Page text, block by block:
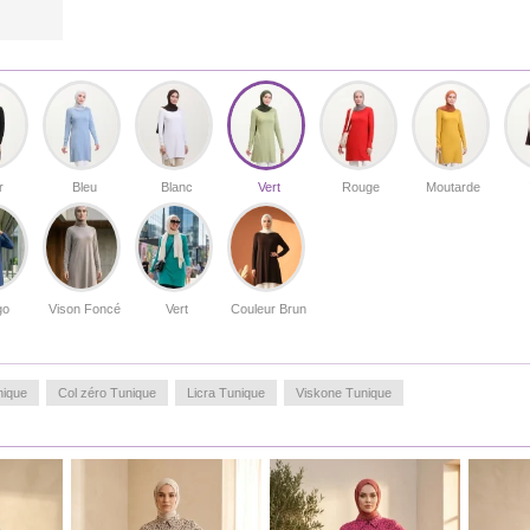
Bleu Blanc Vert Rouge Moutarde
Vison Foncé Vert Couleur Brun
Col zéro Tunique Licra Tunique Viskone Tunique